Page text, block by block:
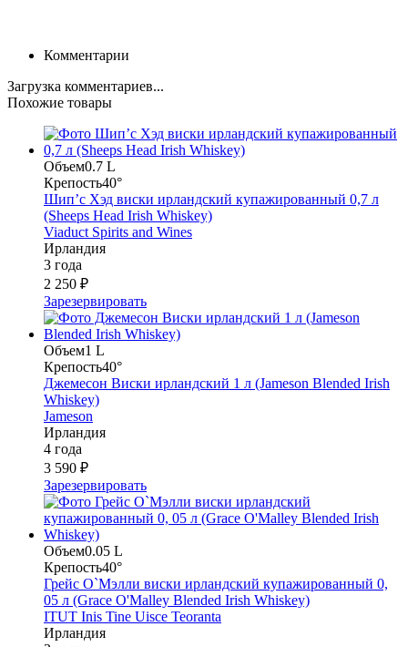
Комментарии
Загрузка комментариев...
Похожие товары
Объем0.7 L
Крепость40°
Шип’с Хэд виски ирландский купажированный 0,7 л
(Sheeps Head Irish Whiskey)
Viaduct Spirits and Wines
Ирландия
3 года
2 250 ₽
Зарезервировать
Объем1 L
Крепость40°
Джемесон Виски ирландский 1 л (Jameson Blended Irish
Whiskey)
Jameson
Ирландия
4 года
3 590 ₽
Зарезервировать
Объем0.05 L
Крепость40°
Грейс О`Мэлли виски ирландский купажированный 0,
05 л (Grace O'Malley Blended Irish Whiskey)
ITUT Inis Tine Uisce Teoranta
Ирландия